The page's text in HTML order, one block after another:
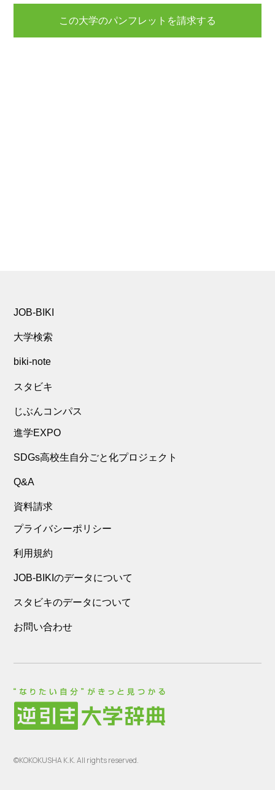
この大学のパンフレットを請求する
JOB-BIKI
大学検索
biki-note
スタビキ
じぶんコンパス
進学EXPO
SDGs高校生自分ごと化プロジェクト
Q&A
資料請求
プライバシーポリシー
利用規約
JOB-BIKIのデータについて
スタビキのデータについて
お問い合わせ
©KOKOKUSHA K.K. All rights reserved.